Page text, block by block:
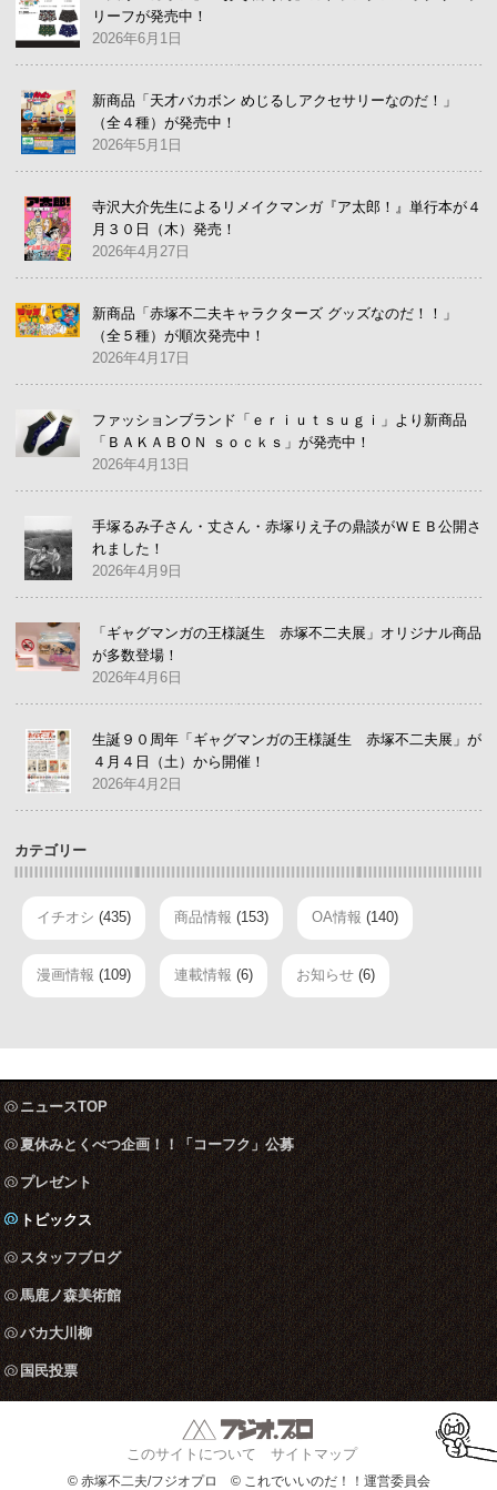
リーフが発売中！
2026年6月1日
新商品「天才バカボン めじるしアクセサリーなのだ！」
（全４種）が発売中！
2026年5月1日
寺沢大介先生によるリメイクマンガ『ア太郎！』単行本が４
月３０日（木）発売！
2026年4月27日
新商品「赤塚不二夫キャラクターズ グッズなのだ！！」
（全５種）が順次発売中！
2026年4月17日
ファッションブランド「ｅｒｉｕｔｓｕｇｉ」より新商品
「ＢＡＫＡＢＯＮ ｓｏｃｋｓ」が発売中！
2026年4月13日
手塚るみ子さん・丈さん・赤塚りえ子の鼎談がＷＥＢ公開さ
れました！
2026年4月9日
「ギャグマンガの王様誕生 赤塚不二夫展」オリジナル商品
が多数登場！
2026年4月6日
生誕９０周年「ギャグマンガの王様誕生 赤塚不二夫展」が
４月４日（土）から開催！
2026年4月2日
カテゴリー
イチオシ (435) 商品情報 (153) OA情報 (140)
漫画情報 (109) 連載情報 (6) お知らせ (6)
ニュースTOP
夏休みとくべつ企画！！「コーフク」公募
プレゼント
トピックス
スタッフブログ
馬鹿ノ森美術館
バカ大川柳
国民投票
このサイトについて サイトマップ
© 赤塚不二夫/フジオプロ © これでいいのだ！！運営委員会